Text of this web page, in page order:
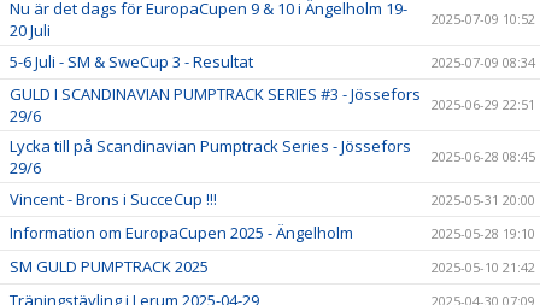
Nu är det dags för EuropaCupen 9 & 10 i Ängelholm 19-
20 Juli
2025-07-09 10:52
5-6 Juli - SM & SweCup 3 - Resultat 2025-07-09 08:34
GULD I SCANDINAVIAN PUMPTRACK SERIES #3 - Jössefors
29/6
2025-06-29 22:51
Lycka till på Scandinavian Pumptrack Series - Jössefors
29/6
2025-06-28 08:45
Vincent - Brons i SucceCup !!! 2025-05-31 20:00
Information om EuropaCupen 2025 - Ängelholm 2025-05-28 19:10
SM GULD PUMPTRACK 2025 2025-05-10 21:42
Träningstävling i Lerum 2025-04-29 2025-04-30 07:09